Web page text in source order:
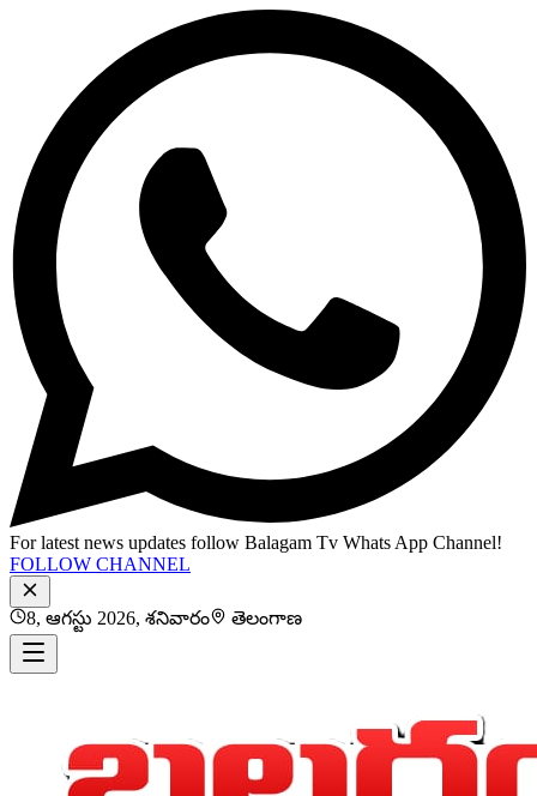
For latest news updates follow Balagam Tv Whats App Channel!
FOLLOW CHANNEL
8, ఆగస్టు 2026, శనివారం తెలంగాణ